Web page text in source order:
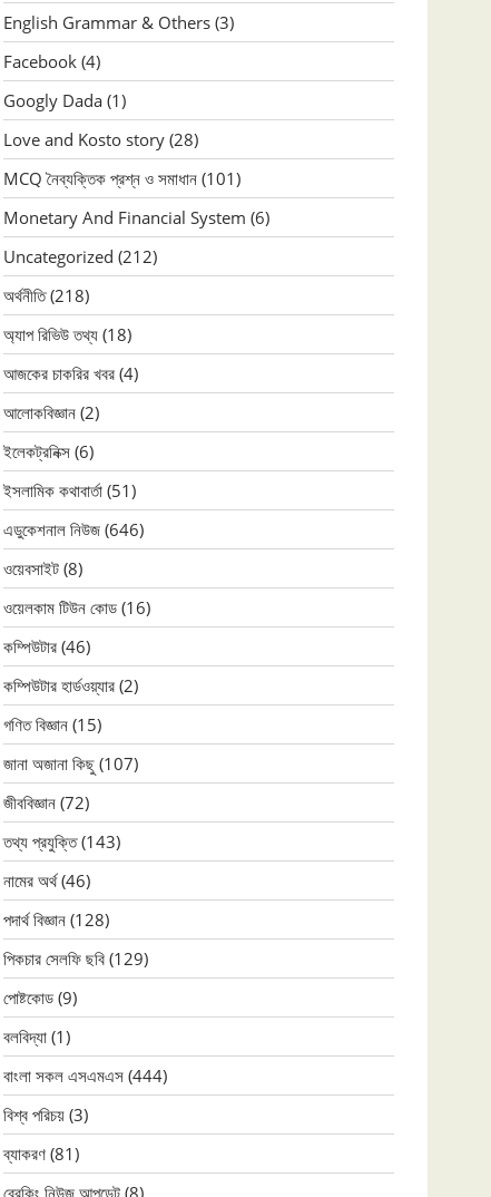
English Grammar & Others (3)
Facebook (4)
Googly Dada (1)
Love and Kosto story (28)
MCQ নৈব্যক্তিক প্রশ্ন ও সমাধান (101)
Monetary And Financial System (6)
Uncategorized (212)
অর্থনীতি(218)
অ্যাপ রিভিউ তথ্য (18)
আজকের চাকরির খবর (4)
আলোকবিজ্ঞান (2)
ইলেকট্রনিক্স (6)
ইসলামিক কথাবার্তা (51)
এডুকেশনাল নিউজ (646)
ওয়েবসাইট (8)
ওয়েলকাম টিউন কোড (16)
কম্পিউটার (46)
কম্পিউটার হার্ডওয়্যার (2)
গণিত বিজ্ঞান (15)
জানা অজানা কিছু (107)
জীববিজ্ঞান (72)
তথ্য প্রযুক্তি(143)
নামের অর্থ(46)
পদার্থ বিজ্ঞান (128)
পিকচার সেলফি ছবি (129)
পোষ্টকোড (9)
বলবিদ্যা (1)
বাংলা সকল এসএমএস (444)
বিশ্ব পরিচয় (3)
ব্যাকরণ (81)
ব্রেকিং নিউজ আপডেট (8)